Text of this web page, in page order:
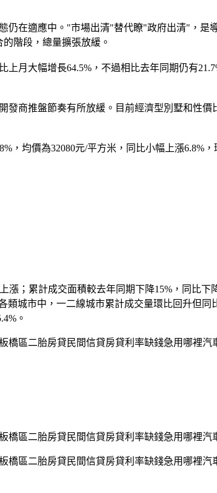
在適應中。"市場出清"替代瞭"政府出清"，是
階段，總量擴張放緩。
大幅增長64.5%，不過相比去年同期仍有
商推盤節奏有所放緩。目前經濟型別墅和性價
均價為32080元/平方米，同比小幅上漲6.8%，
；累計成交面積較去年同期下降15%，同比下
城市中，一二線城市累計成交量環比回升但同
。
橋區二胎房貸民間信貸房貸利率缺錢急用哪裡汽
橋區二胎房貸民間信貸房貸利率缺錢急用哪裡汽
橋區二胎房貸民間信貸房貸利率缺錢急用哪裡汽